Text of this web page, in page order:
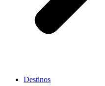
Destinos